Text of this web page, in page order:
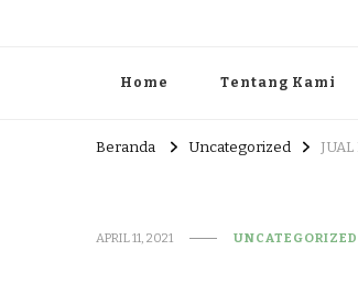
Home Tentang Kami
Beranda Uncategorized
APRIL 11, 2021 UNCATEGORIZED